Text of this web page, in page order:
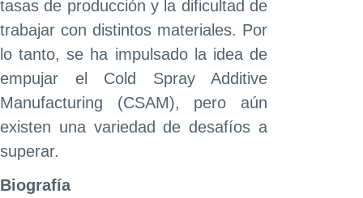
tasas de producción y la dificultad de
trabajar con distintos materiales. Por
lo tanto, se ha impulsado la idea de
empujar el Cold Spray Additive
Manufacturing (CSAM), pero aún
existen una variedad de desafíos a
superar.
Biografía